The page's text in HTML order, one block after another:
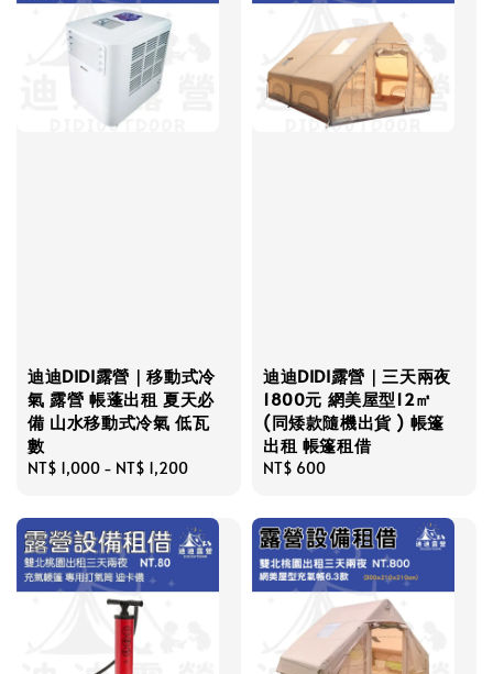
迪迪DIDI露營｜移動式冷
氣 露營 帳蓬出租 夏天必
備 山水移動式冷氣 低瓦
數
Regular
NT$ 1,000 - NT$ 1,200
迪迪DIDI露營｜三天兩夜
1800元 網美屋型12㎡
(同矮款隨機出貨 ) 帳篷
出租 帳篷租借
Regular
NT$ 600